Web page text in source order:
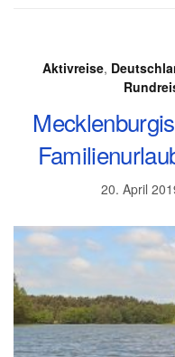
Aktivreise,
20. April